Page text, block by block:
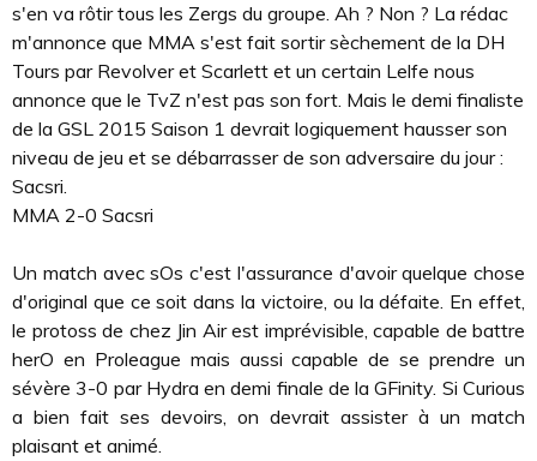
s'en va rôtir tous les Zergs du groupe. Ah ? Non ? La rédac
m'annonce que MMA s'est fait sortir sèchement de la DH
Tours par Revolver et Scarlett et un certain Lelfe nous
annonce que le TvZ n'est pas son fort. Mais le demi finaliste
de la GSL 2015 Saison 1 devrait logiquement hausser son
niveau de jeu et se débarrasser de son adversaire du jour :
Sacsri.
MMA 2-0 Sacsri
Un match avec sOs c'est l'assurance d'avoir quelque chose
d'original que ce soit dans la victoire, ou la défaite. En effet,
le protoss de chez Jin Air est imprévisible, capable de battre
herO en Proleague mais aussi capable de se prendre un
sévère 3-0 par Hydra en demi finale de la GFinity. Si Curious
a bien fait ses devoirs, on devrait assister à un match
plaisant et animé.